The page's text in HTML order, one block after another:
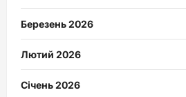
Березень 2026
Лютий 2026
Січень 2026